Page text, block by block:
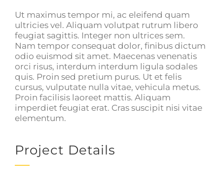
Ut maximus tempor mi, ac eleifend quam
ultricies vel. Aliquam volutpat rutrum libero
feugiat sagittis. Integer non ultrices sem.
Nam tempor consequat dolor, finibus dictum
odio euismod sit amet. Maecenas venenatis
orci risus, interdum interdum ligula sodales
quis. Proin sed pretium purus. Ut et felis
cursus, vulputate nulla vitae, vehicula metus.
Proin facilisis laoreet mattis. Aliquam
imperdiet feugiat erat. Cras suscipit nisi vitae
elementum.
Project Details